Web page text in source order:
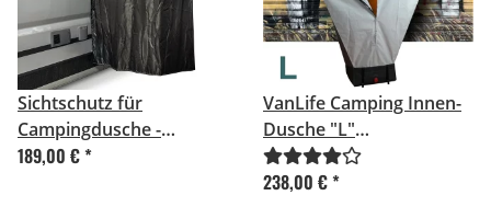
Sichtschutz für
Campingdusche -
Kastenwagen
189,00 €*
VanLife Camping Innen-
Dusche "L"
(Kastenwagen)
238,00 €*